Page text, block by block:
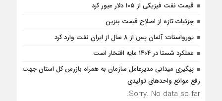
قیمت نفت فیزیکی از 105 دلار عبور کرد
جزئیات تازه از اصلاح قیمت بنزین
یورواستات: آلمان پس از 8 سال از ایران نفت وارد کرد
عملکرد شستا در ۱۴۰۴ مایه افتخار است
پیگیری میدانی مدیرعامل سازمان به همراه بازرس كل استان جهت
رفع موانع واحدهای تولیدی
Sorry. No data so far.